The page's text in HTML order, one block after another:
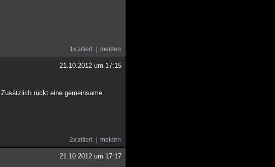
1x zitiert melden
21.10.2012 um 17:15
rückt eine gemeinsame
2x zitiert melden
21.10.2012 um 17:17